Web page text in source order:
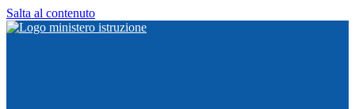
Salta al contenuto